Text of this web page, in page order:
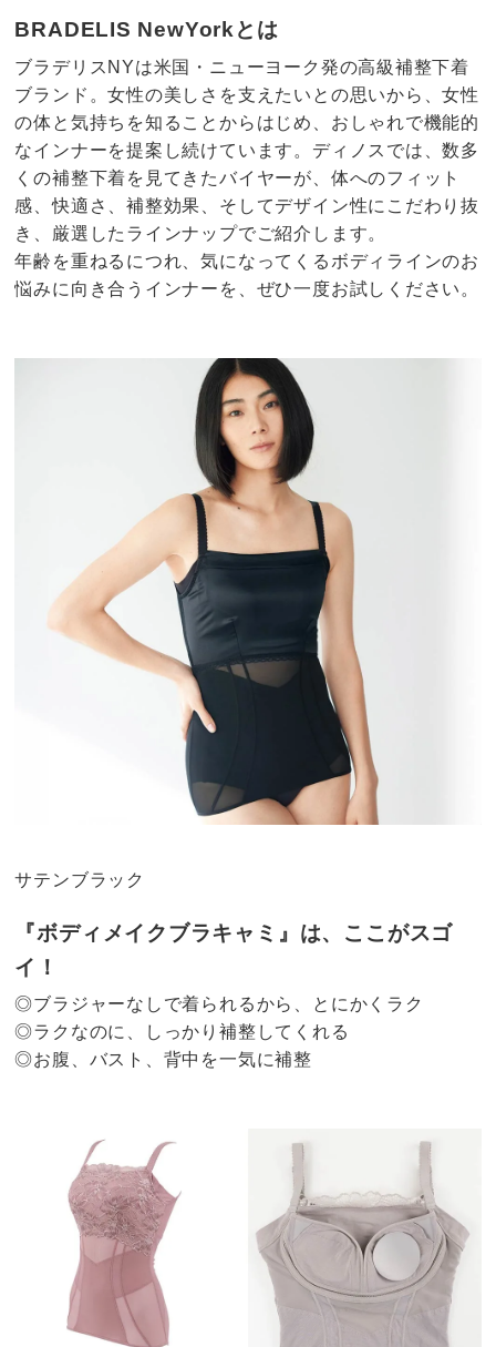
BRADELIS NewYorkとは
ブラデリスNYは米国・ニューヨーク発の高級補整下着
ブランド。女性の美しさを支えたいとの思いから、女性
の体と気持ちを知ることからはじめ、おしゃれで機能的
なインナーを提案し続けています。ディノスでは、数多
くの補整下着を見てきたバイヤーが、体へのフィット
感、快適さ、補整効果、そしてデザイン性にこだわり抜
き、厳選したラインナップでご紹介します。
年齢を重ねるにつれ、気になってくるボディラインのお
悩みに向き合うインナーを、ぜひ一度お試しください。
サテンブラック
『ボディメイクブラキャミ』は、ここがスゴ
イ！
◎ブラジャーなしで着られるから、とにかくラク
◎ラクなのに、しっかり補整してくれる
◎お腹、バスト、背中を一気に補整